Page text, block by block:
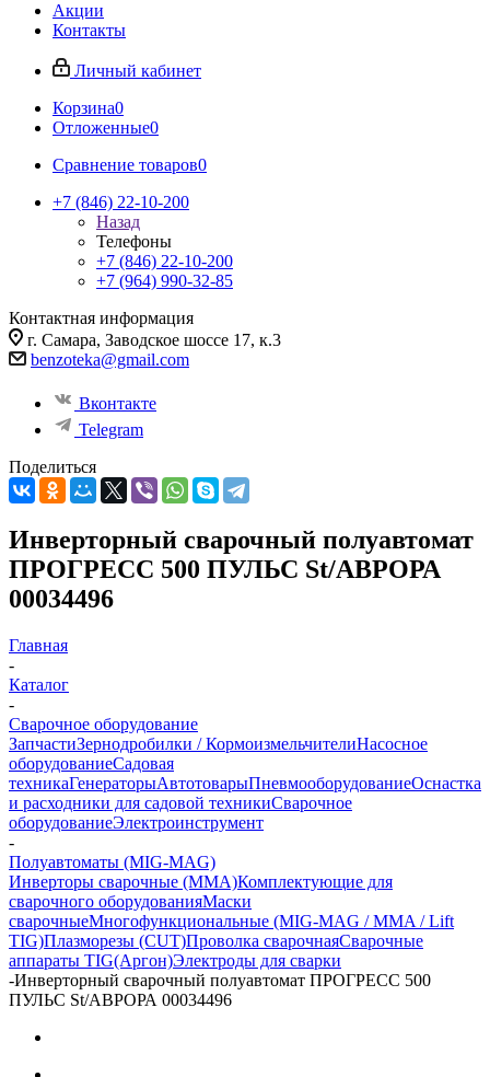
Акции
Контакты
Личный кабинет
Корзина0
Отложенные0
Сравнение товаров0
+7 (846) 22-10-200
Назад
Телефоны
+7 (846) 22-10-200
+7 (964) 990-32-85
Контактная информация
г. Самара, Заводское шоссе 17, к.3
benzoteka@gmail.com
Вконтакте
Telegram
Поделиться
Инверторный сварочный полуавтомат
ПРОГРЕСС 500 ПУЛЬС St/АВРОРА
00034496
Главная
-
Каталог
-
Сварочное оборудование
ЗапчастиЗернодробилки / КормоизмельчителиНасосное
оборудованиеСадовая
техникаГенераторыАвтотоварыПневмооборудованиеОснастка
и расходники для садовой техникиСварочное
оборудованиеЭлектроинструмент
-
Полуавтоматы (МIG-MAG)
Инверторы сварочные (ММА)Комплектующие для
сварочного оборудованияМаски
сварочныеМногофункциональные (MIG-MAG / MMA / Lift
TIG)Плазморезы (CUT)Проволка сварочнаяСварочные
аппараты TIG(Аргон)Электроды для сварки
-Инверторный сварочный полуавтомат ПРОГРЕСС 500
ПУЛЬС St/АВРОРА 00034496